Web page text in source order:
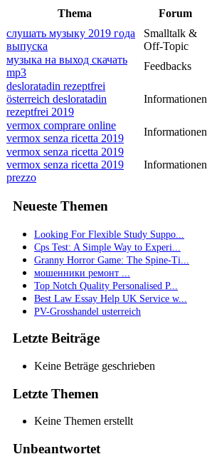
Thema Forum
слушать музыку 2019 года
выпуска
Smalltalk &
Off-Topic
музыка на выход скачать
mp3
Feedbacks
desloratadin rezeptfrei
österreich desloratadin
rezeptfrei 2019
Informationen
vermox comprare online
vermox senza ricetta 2019
Informationen
vermox senza ricetta 2019
vermox senza ricetta 2019
prezzo
Informationen
Neueste Themen
Looking For Flexible Study Suppo...
Cps Test: A Simple Way to Experi...
Granny Horror Game: The Spine-Ti...
мошенники ремонт ...
Top Notch Quality Personalised P...
Best Law Essay Help UK Service w...
PV-Grosshandel usterreich
Letzte Beiträge
Keine Beträge geschrieben
Letzte Themen
Keine Themen erstellt
Unbeantwortet